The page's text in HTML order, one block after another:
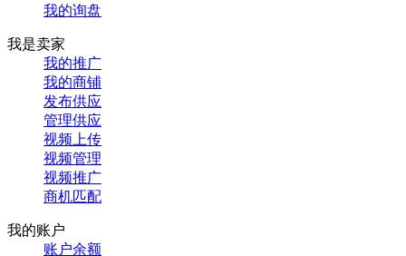
我的询盘
我是卖家
我的推广
我的商铺
发布供应
管理供应
视频上传
视频管理
视频推广
商机匹配
我的账户
账户余额